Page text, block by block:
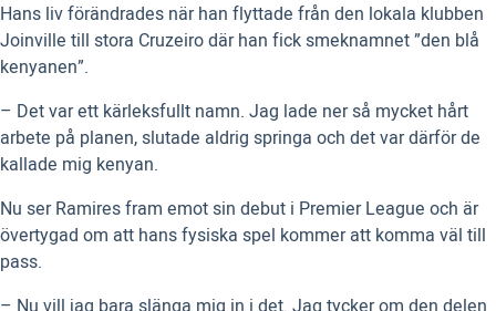
Hans liv förändrades när han flyttade från den lokala klubben
Joinville till stora Cruzeiro där han fick smeknamnet ”den blå
kenyanen”.
– Det var ett kärleksfullt namn. Jag lade ner så mycket hårt
arbete på planen, slutade aldrig springa och det var därför de
kallade mig kenyan.
Nu ser Ramires fram emot sin debut i Premier League och är
övertygad om att hans fysiska spel kommer att komma väl till
pass.